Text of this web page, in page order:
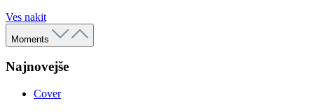
Ves nakit
Moments
Najnovejše
Cover